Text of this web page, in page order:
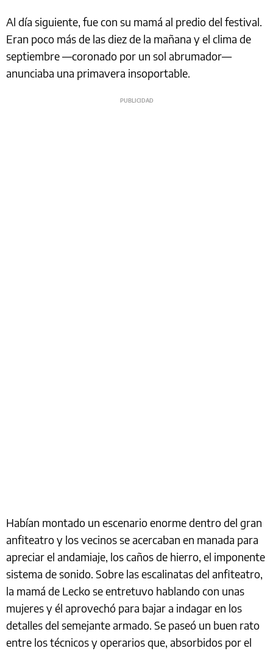
Al día siguiente, fue con su mamá al predio del festival.
Eran poco más de las diez de la mañana y el clima de
septiembre —coronado por un sol abrumador—
anunciaba una primavera insoportable.
Habían montado un escenario enorme dentro del gran
anfiteatro y los vecinos se acercaban en manada para
apreciar el andamiaje, los caños de hierro, el imponente
sistema de sonido. Sobre las escalinatas del anfiteatro,
la mamá de Lecko se entretuvo hablando con unas
mujeres y él aprovechó para bajar a indagar en los
detalles del semejante armado. Se paseó un buen rato
entre los técnicos y operarios que, absorbidos por el